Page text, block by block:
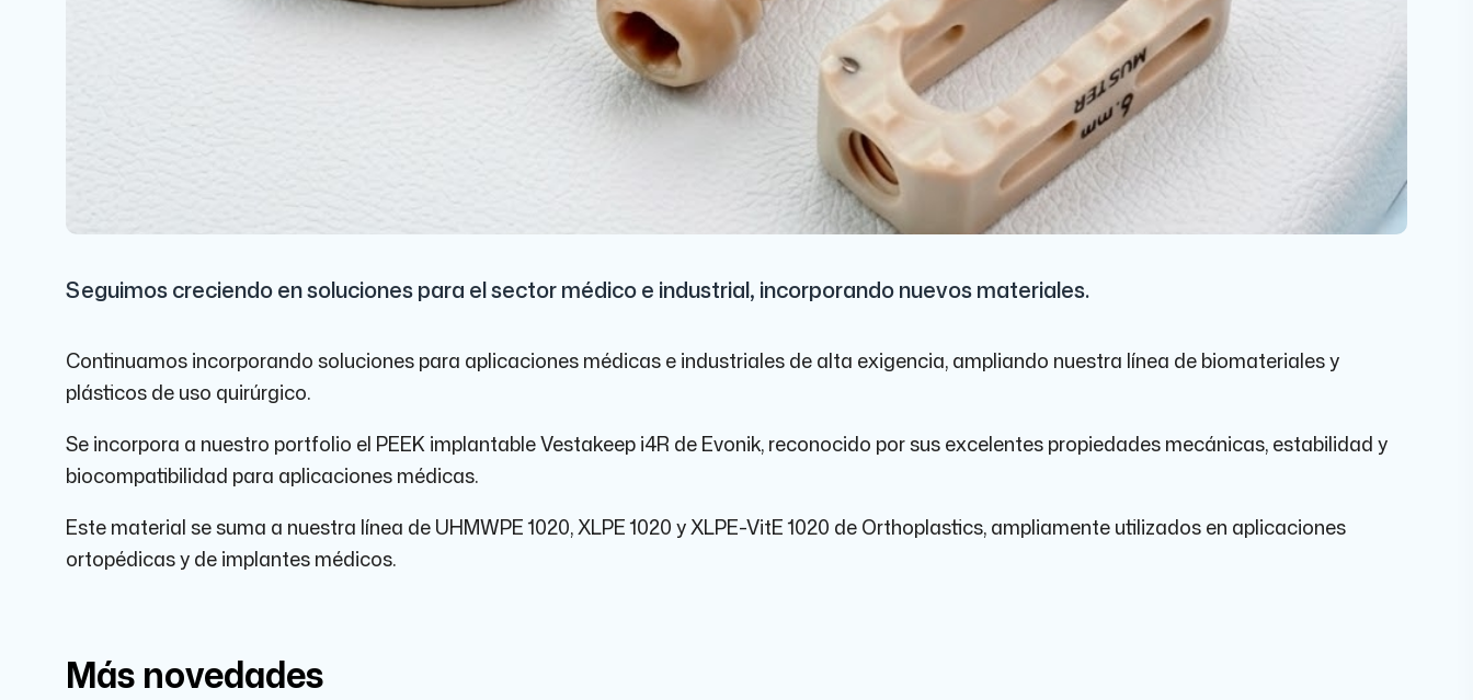
Seguimos creciendo en soluciones para el sector médico e industrial, incorporando nuevos materiales.
Continuamos incorporando soluciones para aplicaciones médicas e industriales de alta exigencia, ampliando nuestra línea de biomateriales y
plásticos de uso quirúrgico.
Se incorpora a nuestro portfolio el PEEK implantable Vestakeep i4R de Evonik, reconocido por sus excelentes propiedades mecánicas, estabilidad y
biocompatibilidad para aplicaciones médicas.
Este material se suma a nuestra línea de UHMWPE 1020, XLPE 1020 y XLPE-VitE 1020 de Orthoplastics, ampliamente utilizados en aplicaciones
ortopédicas y de implantes médicos.
Más novedades